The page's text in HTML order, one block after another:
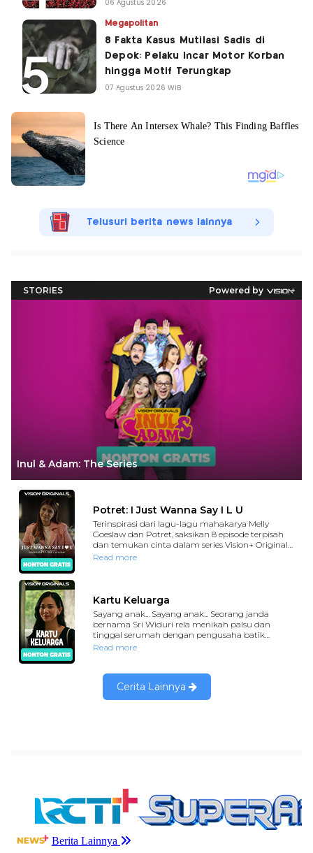
06 Agustus 2026
Megapolitan
8 Fakta Kasus Mutilasi Sadis di
Depok: Pelaku Incar Motor Korban
hingga Motif Terungkap
07 Agustus 2026 WIB
Telusuri berita news lainnya